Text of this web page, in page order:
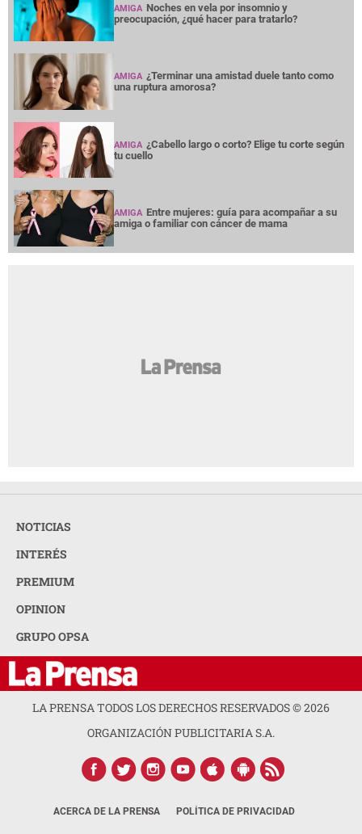
AMIGA Noches en vela por insomnio y
preocupación, ¿qué hacer para tratarlo?
AMIGA ¿Terminar una amistad duele tanto como
una ruptura amorosa?
AMIGA ¿Cabello largo o corto? Elige tu corte según
tu cuello
AMIGA Entre mujeres: guía para acompañar a su
amiga o familiar con cáncer de mama
NOTICIAS
INTERÉS
PREMIUM
OPINION
GRUPO OPSA
LA PRENSA TODOS LOS DERECHOS RESERVADOS ©2026
ORGANIZACIÓN PUBLICITARIA S.A.
ACERCA DE LA PRENSA POLÍTICA DE PRIVACIDAD